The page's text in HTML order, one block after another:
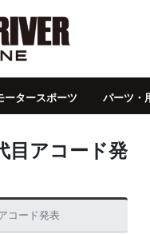
ータースポーツ パーツ・
目アコード発
コード発表